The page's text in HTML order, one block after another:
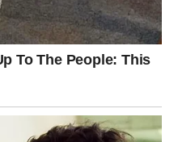
ili dokaz ljubavi od
Taj gest će vam
nikada niste bili sami, čak
a mnogi Ovnovi će